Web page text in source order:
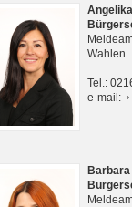
Wahlen
Tel.:
e-mail: